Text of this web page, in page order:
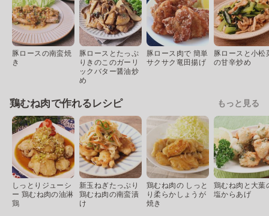
豚ロースの南蛮焼
き
豚ロースとたっぷ
りきのこのガーリ
ックバター醤油炒
め
豚ロース肉で 簡単
サクサク竜田揚げ
豚ロースと小松
の甘辛炒め
鶏むね肉で作れるレシピ もっと見る
しっとりジューシ
ー 鶏むね肉の油淋
鶏
新玉ねぎたっぷり
鶏むね肉の南蛮漬
け
鶏むね肉の しっと
り柔らかしょうが
焼き
鶏むね肉と大葉
塩からあげ